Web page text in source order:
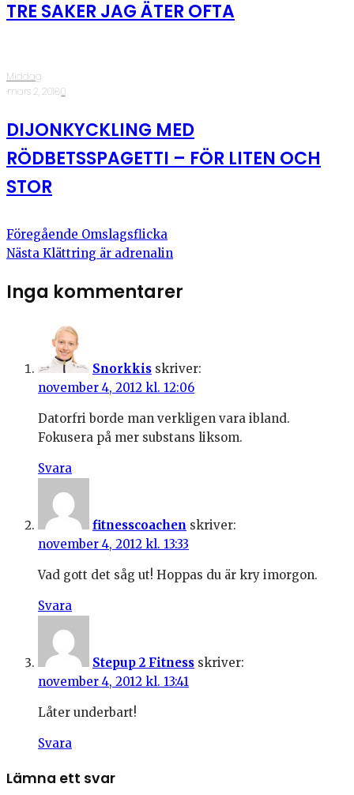
TRE SAKER JAG ÄTER OFTA
Middag
·mars 2, 2018·0
DIJONKYCKLING MED
RÖDBETSSPAGETTI – FÖR LITEN OCH
STOR
Föregående Omslagsflicka
Nästa Klättring är adrenalin
Inga kommentarer
Snorkkis skriver:
november 4, 2012 kl. 12:06
Datorfri borde man verkligen vara ibland.
Fokusera på mer substans liksom.
Svara
fitnesscoachen skriver:
november 4, 2012 kl. 13:33
Vad gott det såg ut! Hoppas du är kry imorgon.
Svara
Stepup 2 Fitness skriver:
november 4, 2012 kl. 13:41
Låter underbart!
Svara
Lämna ett svar